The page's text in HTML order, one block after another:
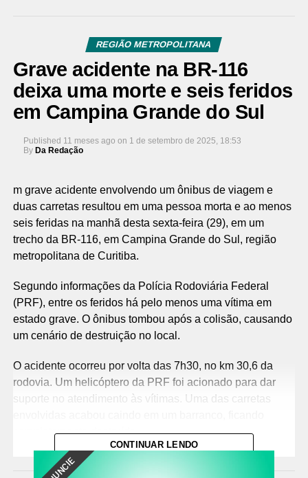
REGIÃO METROPOLITANA
Grave acidente na BR-116
deixa uma morte e seis feridos
em Campina Grande do Sul
Published 11 meses ago on 1 de setembro de 2025, 18:53
By Da Redação
m grave acidente envolvendo um ônibus de viagem e
duas carretas resultou em uma pessoa morta e ao menos
seis feridas na manhã desta sexta-feira (29), em um
trecho da BR-116, em Campina Grande do Sul, região
metropolitana de Curitiba.
Segundo informações da Polícia Rodoviária Federal
(PRF), entre os feridos há pelo menos uma vítima em
estado grave. O ônibus tombou após a colisão, causando
um cenário de destruição no local.
O acidente ocorreu por volta das 7h30, no km 30,6 da
rodovia. Um helicóptero da PRF foi acionado para dar
suporte no atendimento às vítimas. Uma das carretas
completamente destruída.
Equipes do Corpo de Bombeiros também foram
CONTINUAR LENDO